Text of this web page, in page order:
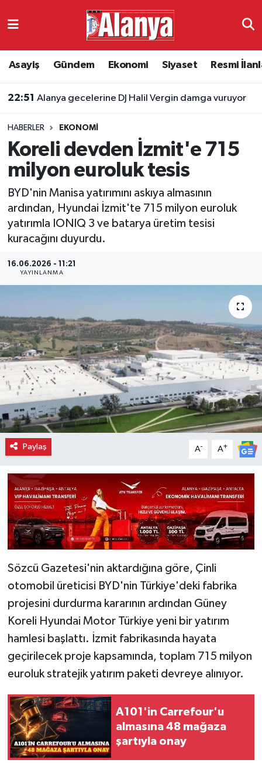
Asayiş Gündem Ekonomi Siyaset Resmi
22:51 Alanya gecelerine DJ Halil Vergin damga vuruyor
HABERLER EKONOMI
Koreli devden İzmit'e 715
milyon euroluk tesis
BYD'nin Manisa yatırımını askıya almasının
ardından, Hyundai İzmit'te 715 milyon euroluk
yatırımla IONIQ 3 ve batarya üretim tesisi
kuracağını duyurdu.
16.06.2026 - 11:21
YAYINLANMA
Paylaş A- A+
Sözcü Gazetesi'nin aktardığına göre, Çinli
otomobil üreticisi BYD'nin Türkiye'deki fabrika
projesini durdurma kararının ardından Güney
Koreli Hyundai Motor Türkiye yeni bir yatırım
hamlesi başlattı. İzmit fabrikasında hayata
geçirilecek proje kapsamında, toplam 715 milyon
euroluk stratejik yatırım paketi devreye alınıyor.
A101'in Carrefour'u
almasına 48 mağaza
şartıyla onay
Ekonomi
Resmi İlanlar
Alanyaspor
Turizm
Antalya Namaz Vakitleri
Süper Lig Puan Durumu ve Fikstür
Tüm Manşetler
Son Dakika Haberleri